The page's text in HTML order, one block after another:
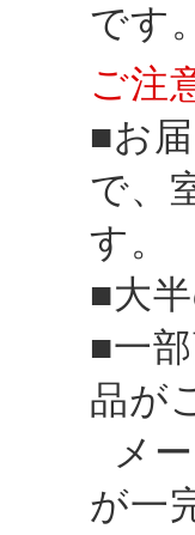
です
ご注
■お
で、
す。
■大
■一
品が
メ
が一